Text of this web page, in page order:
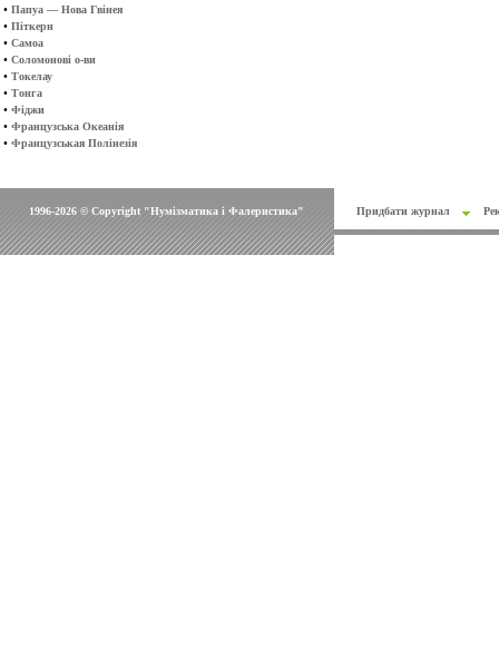
• Папуа — Нова Гвінея
• Піткерн
• Самоа
• Соломонові о-ви
• Токелау
• Тонга
• Фіджи
• Французська Океанія
• Французськая Полінезія
1996-2026 © Copyright "Нумізматика і Фалеристика" Придбати журнал